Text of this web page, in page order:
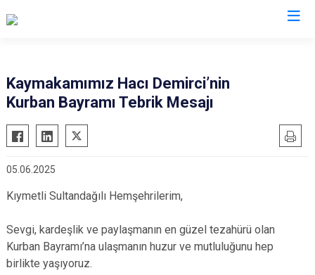
Başmakçı
Bayat
Çay
Çobanlar
Dinar
Emirdağ
Hocalar
Sandıklı
Sultandağı
Kaymakamımız Hacı Demirci’nin
Kurban Bayramı Tebrik Mesajı
05.06.2025
Kıymetli Sultandağılı Hemşehrilerim,
Sevgi, kardeşlik ve paylaşmanın en güzel tezahürü olan
Kurban Bayramı’na ulaşmanın huzur ve mutluluğunu hep
birlikte yaşıyoruz.